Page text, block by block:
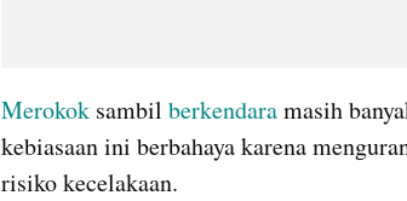
Merokok sambil berkendara masih
kebiasaan ini berbahaya karena
risiko kecelakaan.